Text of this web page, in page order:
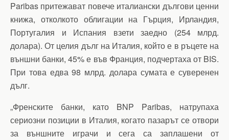
Paribas притежават повече италиански дългови ценни
книжа, отколкото облигации на Гърция, Ирландия,
Португалия и Испания взети заедно (254 млрд.
долара). От целия дълг на Италия, който е в ръцете на
външни банки, 45% е във Франция, подчертаха от BIS.
При това едва 98 млрд. долара сумата е суверенен
дълг.
„Френските банки, като BNP Paribas, натрупаха
сериозни позиции в Италия, когато пазарът се отвори
за външните играчи и сега са заплашени от